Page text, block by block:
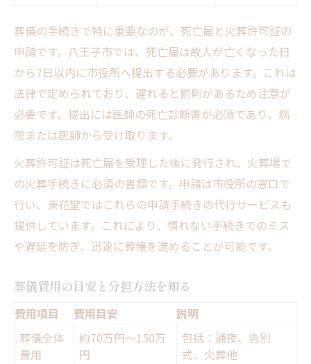
葬儀の手続きで特に重要なのが、死亡届と火葬許可証の
申請です。八王子市では、死亡届は故人が亡くなった日
から7日以内に市役所へ提出する必要があります。これは
法律で定められており、遅れると罰則があるため注意が
必要です。提出には医師の死亡診断書が必須であり、病
院または医師から受け取ります。
火葬許可証は死亡届を受理した後に発行され、火葬場で
の火葬手続きに必須の書類です。申請は市役所の窓口で
行い、東花堂ではこれらの申請手続きの代行サービスも
提供しています。これにより、慣れない手続きでのミス
や遅延を防ぎ、迅速に葬儀を進めることが可能です。
葬儀費用の目安と分担方法を知る
費用項目 費用目安
説明
葬儀全体
費用
約70万円〜150万
円
包括：通夜、告別
式、火葬他